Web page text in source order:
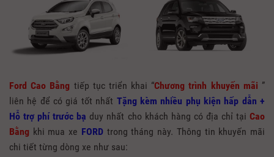
Ford Cao Bằng tiếp tục triển khai “Chương trình khuyến mãi ”
liên hệ để có giá tốt nhất Tặng kèm nhiều phụ kiện hấp dẫn +
Hỗ trợ phí trước bạ duy nhất cho khách hàng có địa chỉ tạiCao
Bằng khi mua xe FORDtrong tháng này. Thông tin khuyến mãi
chi tiết từng dòng xe như sau: